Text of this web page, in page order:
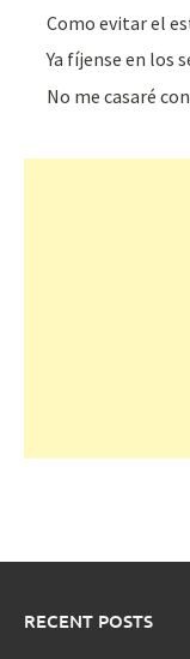
Como evitar el
Ya fíjense en
No me casaré
RECENT POSTS